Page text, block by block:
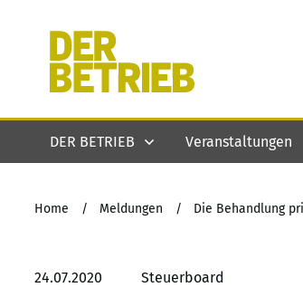
DER BETRIEB Veranstaltungen
Home / Meldungen / Die Behandlung
24.07.2020 Steuerboard